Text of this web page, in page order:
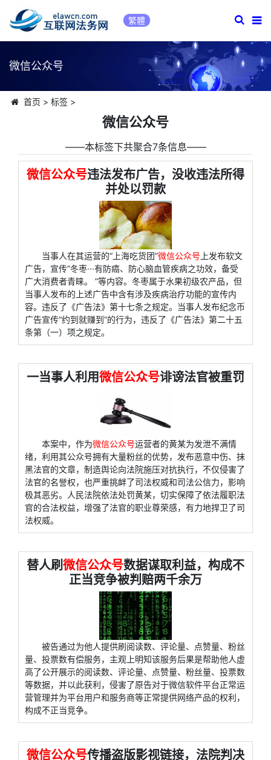
繁體
微信公众号
首页 > 标签>
微信公众号
――本标签下共聚合7条信息――
微信公众号违法发布广告，没收违法所得
并处以罚款
当事人在其运营的“上海吃货团”微信公众号 上发布软文
广告，宣传“冬枣···有防癌、防心脑血管疾病之功效，备受
广大消费者青睐。 ”等内容。冬枣属于水果初级农产品，但
当事人发布的上述广告中含有涉及疾病治疗功能的宣传内
容。违反了《广告法》第十七条之规定。当事人发布纪念币
广告宣传“约到就赚到”的行为，违反了《广告法》第二十五
条第（一）项之规定。
一当事人利用微信公众号诽谤法官被重罚
本案中，作为微信公众号运营者的黄某为发泄不满情
绪，利用其公众号拥有大量粉丝的优势，发布恶意中伤、抹
黑法官的文章，制造舆论向法院施压对抗执行，不仅侵害了
法官的名誉权，也严重挑衅了司法权威和司法公信力，影响
极其恶劣。人民法院依法处罚黄某，切实保障了依法履职法
官的合法权益，增强了法官的职业尊荣感，有力地捍卫了司
法权威。
替人刷微信公众号数据谋取利益，构成不
正当竞争被判赔两千余万
被告通过为他人提供刷阅读数、评论量、点赞量、粉丝
量、投票数有偿服务，主观上明知该服务后果是帮助他人虚
高了公开展示的阅读数、评论量、点赞量、粉丝量、投票数
等数据，并以此获利，侵害了原告对于微信软件平台正常运
营管理并为平台用户和服务商等正常提供网络产品的权利，
构成不正当竞争。
微信公众号传播盗版影视链接，法院判决